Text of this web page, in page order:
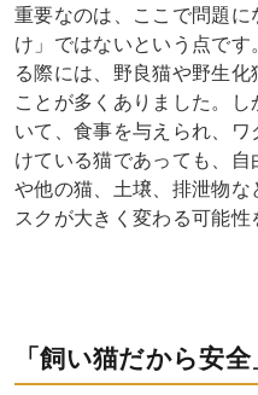
重要なのは、ここで問題
け」ではないという点です
る際には、野良猫や野生
ことが多くありました。
いて、食事を与えられ、
けている猫であっても、
や他の猫、土壌、排泄物な
スクが大きく変わる可能性
「飼い猫だから安